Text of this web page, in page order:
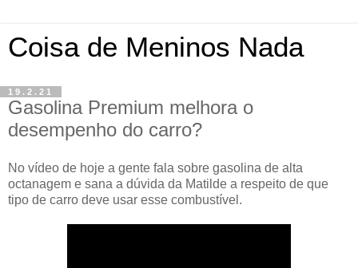
Coisa de Meninos Nada
19.2.21
Gasolina Premium melhora o
desempenho do carro?
No vídeo de hoje a gente fala sobre gasolina de alta
octanagem e sana a dúvida da Matilde a respeito de que
tipo de carro deve usar esse combustível.